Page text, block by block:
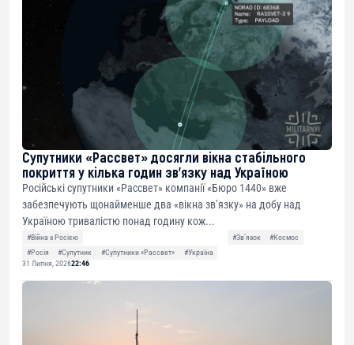
Супутники «Рассвет» досягли вікна стабільного
покриття у кілька годин зв’язку над Україною
Російські супутники «Рассвет» компанії «Бюро 1440» вже
забезпечують щонайменше два «вікна зв’язку» на добу над
Україною тривалістю понад годину кож...
#Війна з Росією #Звʼязок
#Космос
#Росія
#Супутник #Супутники «Рассвет»
#Україна
31 Липня, 202622:46